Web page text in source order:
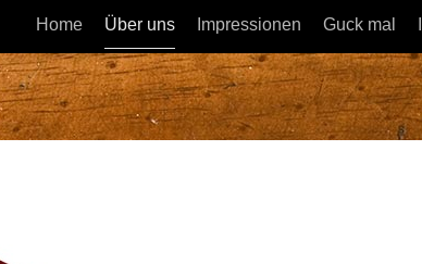
Home Über uns Impressionen Guck mal